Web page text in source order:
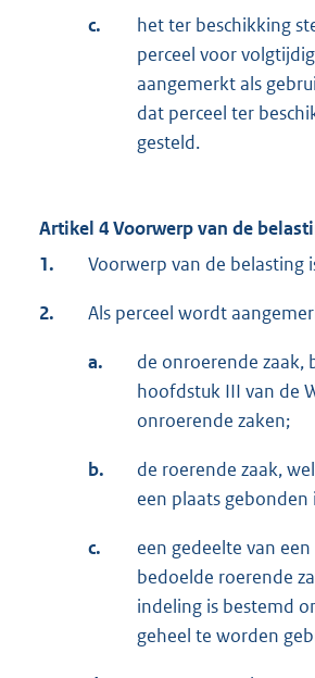
c.
het ter beschikking
perceel voor
aangemerkt als
dat perceel ter
gesteld.
Artikel 4 Voorwerp van de
1.
Voorwerp van de belasting
2. Als perceel wordt
a.
de onroerende zaak,
hoofdstuk III van de
onroerende zaken;
b.
de roerende zaak,
een plaats gebonden
c.
een gedeelte van
bedoelde roerende
indeling is bestemd
geheel te worden